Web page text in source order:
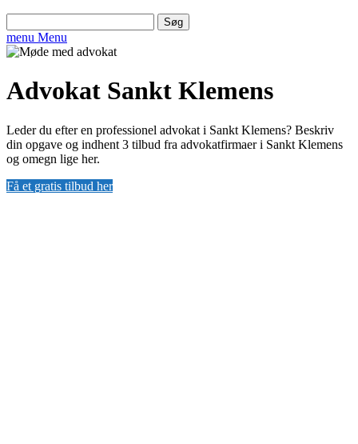
efter:
menu Menu
Advokat Sankt Klemens
Leder du efter en professionel advokat i Sankt Klemens? Beskriv
din opgave og indhent 3 tilbud fra advokatfirmaer i Sankt Klemens
og omegn lige her.
Få et gratis tilbud her